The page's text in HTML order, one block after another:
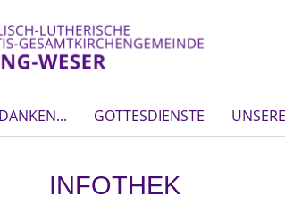
GOTTESDIENSTE
INFOTHEK